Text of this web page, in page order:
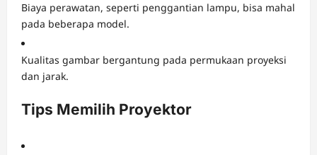
Biaya perawatan, seperti penggantian lampu, bisa mahal
pada beberapa model.
Kualitas gambar bergantung pada permukaan proyeksi
dan jarak.
Tips Memilih Proyektor